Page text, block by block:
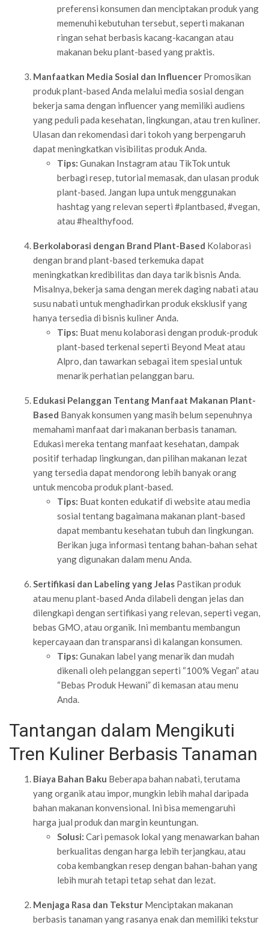
preferensi konsumen dan menciptakan produk yang
memenuhi kebutuhan tersebut, seperti makanan
ringan sehat berbasis kacang-kacangan atau
makanan beku plant-based yang praktis.
Manfaatkan Media Sosial dan Influencer Promosikan
produk plant-based Anda melalui media sosial dengan
bekerja sama dengan influencer yang memiliki audiens
yang peduli pada kesehatan, lingkungan, atau tren kuliner.
Ulasan dan rekomendasi dari tokoh yang berpengaruh
dapat meningkatkan visibilitas produk Anda.
Tips: Gunakan Instagram atau TikTok untuk
berbagi resep, tutorial memasak, dan ulasan produk
plant-based. Jangan lupa untuk menggunakan
hashtag yang relevan seperti #plantbased, #vegan,
atau #healthyfood.
Berkolaborasi dengan Brand Plant-Based Kolaborasi
dengan brand plant-based terkemuka dapat
meningkatkan kredibilitas dan daya tarik bisnis Anda.
Misalnya, bekerja sama dengan merek daging nabati atau
susu nabati untuk menghadirkan produk eksklusif yang
hanya tersedia di bisnis kuliner Anda.
Tips: Buat menu kolaborasi dengan produk-produk
plant-based terkenal seperti Beyond Meat atau
Alpro, dan tawarkan sebagai item spesial untuk
menarik perhatian pelanggan baru.
Edukasi Pelanggan Tentang Manfaat Makanan Plant-
Based Banyak konsumen yang masih belum sepenuhnya
memahami manfaat dari makanan berbasis tanaman.
Edukasi mereka tentang manfaat kesehatan, dampak
positif terhadap lingkungan, dan pilihan makanan lezat
yang tersedia dapat mendorong lebih banyak orang
untuk mencoba produk plant-based.
Tips: Buat konten edukatif di website atau media
sosial tentang bagaimana makanan plant-based
dapat membantu kesehatan tubuh dan lingkungan.
Berikan juga informasi tentang bahan-bahan sehat
yang digunakan dalam menu Anda.
Sertifikasi dan Labeling yang Jelas Pastikan produk
atau menu plant-based Anda dilabeli dengan jelas dan
dilengkapi dengan sertifikasi yang relevan, seperti vegan,
bebas GMO, atau organik. Ini membantu membangun
kepercayaan dan transparansi di kalangan konsumen.
Tips: Gunakan label yang menarik dan mudah
dikenali oleh pelanggan seperti “100% Vegan” atau
“Bebas Produk Hewani” di kemasan atau menu
Anda.
Tantangan dalam Mengikuti
Tren Kuliner Berbasis Tanaman
Biaya Bahan Baku Beberapa bahan nabati, terutama
yang organik atau impor, mungkin lebih mahal daripada
bahan makanan konvensional. Ini bisa memengaruhi
harga jual produk dan margin keuntungan.
Solusi: Cari pemasok lokal yang menawarkan bahan
berkualitas dengan harga lebih terjangkau, atau
coba kembangkan resep dengan bahan-bahan yang
lebih murah tetapi tetap sehat dan lezat.
Menjaga Rasa dan Tekstur Menciptakan makanan
berbasis tanaman yang rasanya enak dan memiliki tekstur